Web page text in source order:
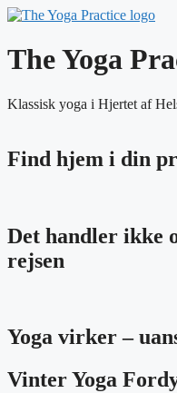
The Yoga
Klassisk yoga i Hjertet af
Find hjem i din
Det handler ikke
rejsen
Yoga virker –
Vinter Yoga